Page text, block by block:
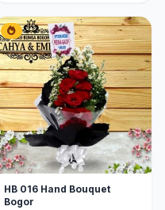
HB 016 Hand Bouquet
Bogor